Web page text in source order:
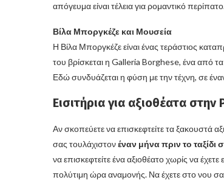
απόγευμα είναι τέλεια για ρομαντικό
Βίλα Μποργκέζε και Μουσεία
Η Βίλα Μποργκέζε είναι ένας τεράστιος
του βρίσκεται η Galleria Borghese, ένα από
Εδώ συνδυάζεται η φύση με την τέχνη, σε
Εισιτήρια για αξιοθέατα στην
Αν σκοπεύετε να επισκεφτείτε τα ξακουστά
σας τουλάχιστονέναν μήνα πριν το ταξίδι
να επισκεφτείτε ένα αξιοθέατο χωρίς να έχετε
πολύτιμη ώρα αναμονής. Να έχετε στο νου